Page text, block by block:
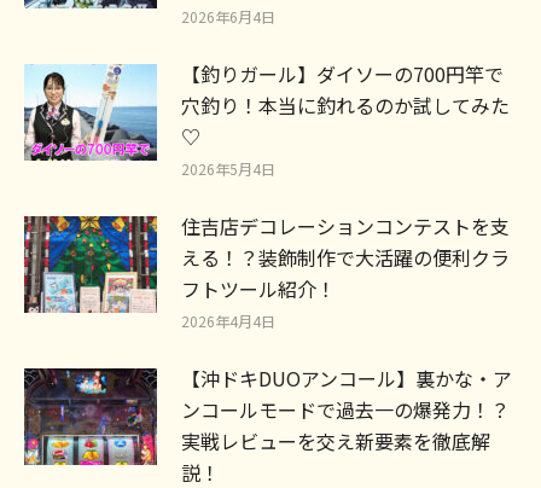
2026年6月4日
【釣りガール】ダイソーの700円竿で
穴釣り！本当に釣れるのか試してみた
♡
2026年5月4日
住吉店デコレーションコンテストを支
える！？装飾制作で大活躍の便利クラ
フトツール紹介！
2026年4月4日
【沖ドキDUOアンコール】裏かな・ア
ンコールモードで過去一の爆発力！？
実戦レビューを交え新要素を徹底解
説！